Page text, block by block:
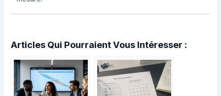
Articles Qui Pourraient Vous Intéresser :